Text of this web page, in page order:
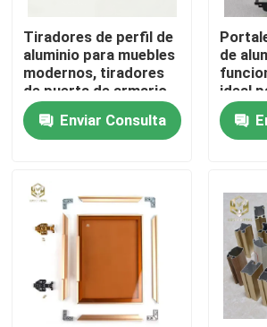
Productos
Sobre nosotros
Control de Calidad
Contacto
Tiradores de perfil de
aluminio para muebles
modernos, tiradores
de puerta de armario
de cocina
Enviar Consulta
de
ideal
cocina